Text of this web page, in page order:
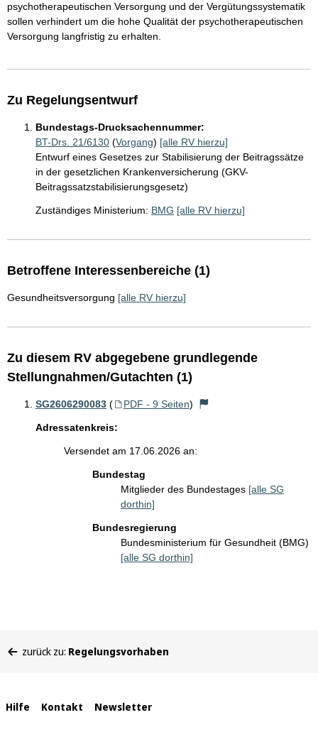
psychotherapeutischen Versorgung und der Vergütungssystematik
sollen verhindert um die hohe Qualität der psychotherapeutischen
Versorgung langfristig zu erhalten.
Zu Regelungsentwurf
Bundestags-Drucksachennummer:
BT-Drs. 21/6130 (Vorgang) [alle RV hierzu]
Entwurf eines Gesetzes zur Stabilisierung der Beitragssätze
in der gesetzlichen Krankenversicherung (GKV-
Beitragssatzstabilisierungsgesetz)
Zuständiges Ministerium: BMG [alle RV hierzu]
Betroffene Interessenbereiche (1)
Gesundheitsversorgung [alle RV hierzu]
Zu diesem RV abgegebene grundlegende
Stellungnahmen/Gutachten (1)
SG2606290083 ( PDF - 9 Seiten)
Adressatenkreis:
Versendet am 17.06.2026 an:
Bundestag
Mitglieder des Bundestages [alle SG
dorthin]
Bundesregierung
Bundesministerium für Gesundheit (BMG)
[alle SG dorthin]
befinden
zurück zu: Regelungsvorhaben
Interne
Hilfe Kontakt Newsletter